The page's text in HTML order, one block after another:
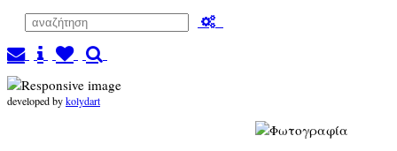
developed bykolydart